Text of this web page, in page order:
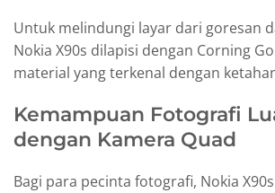
Untuk melindungi layar dari goresan
Nokia X90s dilapisi dengan Corning
material yang terkenal dengan
Kemampuan Fotografi
dengan Kamera Quad
Bagi para pecinta fotografi, Nokia